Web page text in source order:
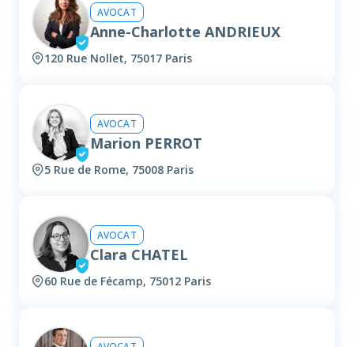
AVOCAT
Anne-Charlotte ANDRIEUX
120 Rue Nollet, 75017 Paris
AVOCAT
Marion PERROT
5 Rue de Rome, 75008 Paris
AVOCAT
Clara CHATEL
60 Rue de Fécamp, 75012 Paris